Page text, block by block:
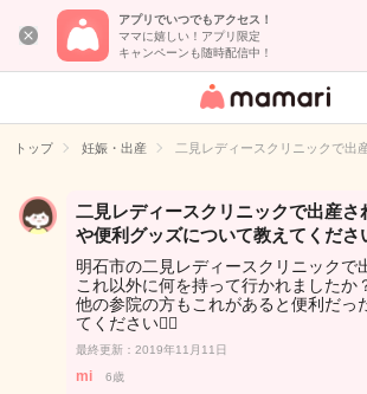
アプリでいつでもアクセス！
ママに嬉しい！アプリ限定
キャンペーンも随時配信中！
女性専用匿名QA
イト
トップ 妊娠・出産 二見レディースクリニックで出
二見レディースクリニックで出産さ
や便利グッズについて教えてくださ
明石市の二見レディースクリニックで
これ以外に何を持って行かれましたか
他の参院の方もこれがあると便利だっ
てください🙇‍♀️
最終更新：2019年11月11日
mi 6歳